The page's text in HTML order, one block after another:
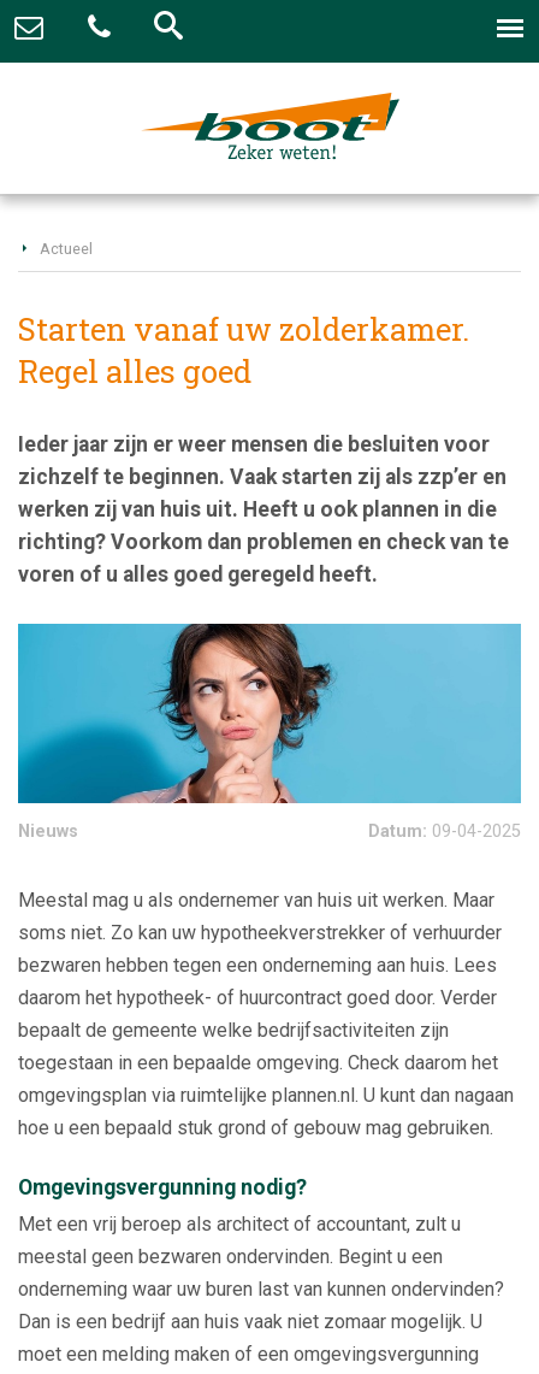
Actueel
Starten vanaf uw zolderkamer.
Regel alles goed
Ieder jaar zijn er weer mensen die besluiten voor
zichzelf te beginnen. Vaak starten zij als zzp’er en
werken zij van huis uit. Heeft u ook plannen in die
richting? Voorkom dan problemen en check van te
voren of u alles goed geregeld heeft.
Nieuws Datum: 09-04-2025
Meestal mag u als ondernemer van huis uit werken. Maar
soms niet. Zo kan uw hypotheekverstrekker of verhuurder
bezwaren hebben tegen een onderneming aan huis. Lees
daarom het hypotheek- of huurcontract goed door. Verder
bepaalt de gemeente welke bedrijfsactiviteiten zijn
toegestaan in een bepaalde omgeving. Check daarom het
omgevingsplan via ruimtelijke plannen.nl. U kunt dan nagaan
hoe u een bepaald stuk grond of gebouw mag gebruiken.
Omgevingsvergunning nodig?
Met een vrij beroep als architect of accountant, zult u
meestal geen bezwaren ondervinden. Begint u een
onderneming waar uw buren last van kunnen ondervinden?
Dan is een bedrijf aan huis vaak niet zomaar mogelijk. U
moet een melding maken of een omgevingsvergunning